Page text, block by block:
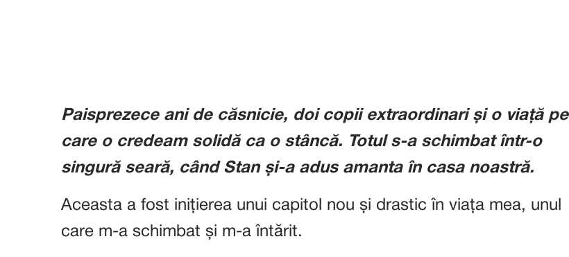
Paisprezece ani de căsnicie, doi copii extraordinari și o viață pe
care o credeam solidă ca o stâncă. Totul s-a schimbat într-o
singură seară, când Stan și-a adus amanta în casa noastră.
Aceasta a fost inițierea unui capitol nou și drastic în viața mea, unul
care m-a schimbat și m-a întărit.